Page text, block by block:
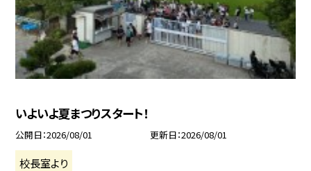
いよいよ夏まつりスタート！
公開日 2026/08/01 更新日 2026/08/01
校長室より